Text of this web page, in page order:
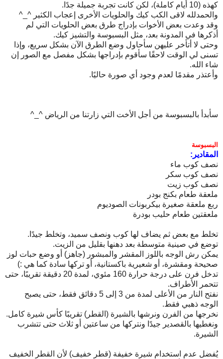
كهذه (10 أيام كاملة)، لكن كانت تجربة جميلة جدًا.
والحمدلله لاقى الكب كيك والحلويات الأخرى إعجاب الكثير ^_^
وقد وعدت بعض الأخوات بإدراج طرق بعض الحلويات التي لم
أذكرها في المدونة بعد، مثل البسبوسة والتشيز كيك.
وحتى لا أتأخر عليهن سأحاول وضع الطرق الآن بشكل سريع، وإذا
تسنى لي الوقت لاحقًا سأقوم بإدراجها بشكل مفصل مع الصور إن
شاء الله.
وأعتذر مقدمًا لعدم وجود أي صورة حاليًا.
سأبدأ بالبسبوسة من أجل الأخت التي زارتنا من الرياض ^_^
البسبوسة
المقادير:
نصف كوب ماء
نصف كوب سكر
نصف كوب زيت
ملعقة طعام بكنج بودر
ربع ملعقة صغيرة بيكربونات الصوديوم
ملعقتين طعام حليب بودرة
تخلط مع بعض ثم يضاف لها كوب ونصف سميد، وتخلط جيدًا.
توضع في صينية متوسطة بعد دهنها بقليل من الزيت.
يمكن رش الوجه باللوز المقشر والمبشور (جاهز) أو وضع حبات لوز
صحيحة ومقشرة، أو شعيرية باكستانية، أو تركها سادة كما هي :)
تدخل فرن على درجة حرارة 160 مئوي، لمدة 20 دقيقة تقريبًا، حتى
تتحمر الأطراف.
نفتح النار من الأعلى لمدة من 3 إلى 5 دقائق فقط، حتى يصبح
الوجه ذهبي فقط.
نخرجها من الفرن ونرشها بالشيرة (القطر) تقريبًا كأس شيرة كامل.
ونغطيها بالقصدير جيدًا ونتركها من ساعتين أو ثلاث حتى تتشرب
الشيرة.
يُفضل عدم استخدام شيرة خفيفة (قطر خفيف) لأن القطر الخفيف